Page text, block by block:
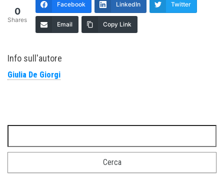
0
Shares
Facebook LinkedIn Twitter
Email Copy Link
Info sull'autore
Giulia De Giorgi